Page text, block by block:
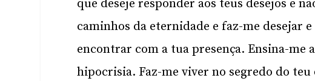
que deseje responder aos teus desejos e
caminhos da eternidade e faz-me desejar
encontrar com a tua presença. Ensina-me
hipocrisia. Faz-me viver no segredo do